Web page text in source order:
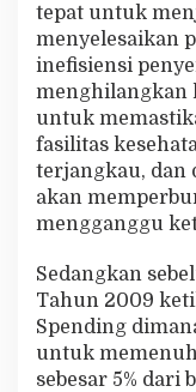
tepat untuk
menyelesaikan
inefisiensi
menghilangkan
untuk
fasilitas
terjangkau, dan
akan
mengganggu
Sedangkan
Tahun 2009
Spending
untuk
sebesar 5% dari